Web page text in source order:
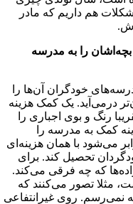
هم داریم که مادر
بچه‌اشان را به مدرسه
خودگران آن‌ها را
در‌می‌آید. یک کمک هزینه
رنگ و بوی اجباری را
کمک به مدرسه را
می‌شود با همان هزینه‌ای
تحصیل کند. برای
که چه فرقی می‌کند.
مثلا تصور می‌کنند که
نمی‌رسم. روی غیرانتفاعی